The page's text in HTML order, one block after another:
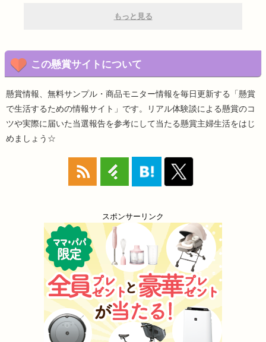
もっと見る
この懸賞サイトについて
懸賞情報、無料サンプル・商品モニター情報を毎日更新する「懸賞
で生活するための情報サイト」です。リアル体験談による懸賞のコ
ツや実際に届いた当選報告を参考にして当たる懸賞主婦生活をはじ
めましょう☆
スポンサーリンク